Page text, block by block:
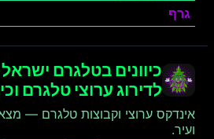
גרף
כיוונים בטלגרם
לדירוג ערוצי טלגרם
אינדקס ערוצי וקבוצות טלגרם —
ועיר.